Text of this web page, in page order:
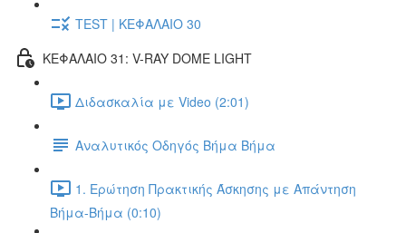
TEST | ΚΕΦΑΛΑΙΟ 30
ΚΕΦΑΛΑΙΟ 31: V-RAY DOME LIGHT
Διδασκαλία με Video (2:01)
Αναλυτικός Οδηγός Βήμα Βήμα
1. Ερώτηση Πρακτικής Άσκησης με Απάντηση
Βήμα-Βήμα (0:10)